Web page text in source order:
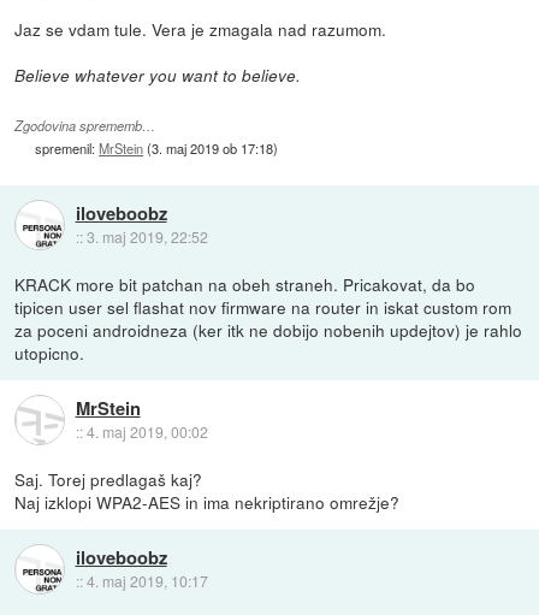
Jaz se vdam tule. Vera je zmagala nad razumom.
Believe whatever you want to believe.
Zgodovina sprememb…
spremenil:MrStein(3. maj 2019 ob 17:18)
iloveboobz
::3. maj 2019, 22:52
KRACK more bit patchan na obeh straneh. Pricakovat, da bo
tipicen user sel flashat nov firmware na router in iskat custom rom
za poceni androidneza (ker itk ne dobijo nobenih updejtov) je rahlo
utopicno.
MrStein
::4. maj 2019, 00:02
Saj. Torej predlagaš kaj?
Naj izklopi WPA2-AES in ima nekriptirano omrežje?
iloveboobz
::4. maj 2019, 10:17